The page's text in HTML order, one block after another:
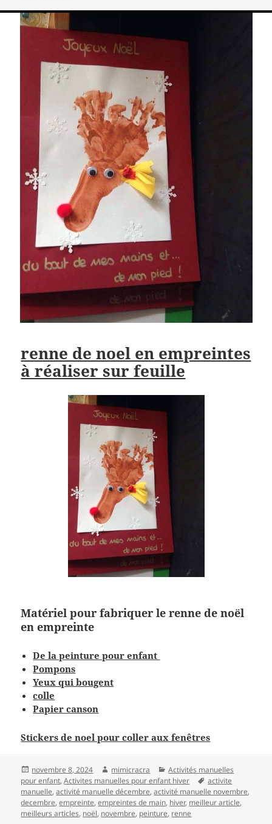
renne de noel en empreintes
à réaliser sur feuille
Matériel pour fabriquer le renne de noël
en empreinte
De la peinture pour enfant
Pompons
Yeux qui bougent
colle
Papier canson
Stickers de noel pour coller aux fenêtres
Publié
le
novembre 8, 2024 Auteur
mimicracra Catégories
Activités manuelles
pour enfant,Activites manuelles pour enfant hiver
Mots-
clés
activite
manuelle,activité manuelle décembre,activité manuelle novembre,
decembre,empreinte,empreintes de main, hiver, meilleur article,
meilleurs articles, noël, novembre, peinture, renne